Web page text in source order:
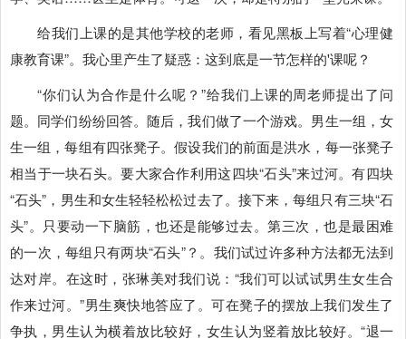
给我们上课的是其他学校的老师，看见黑板上写着“心理健
康教育课”。我心里产生了疑惑：这到底是一节怎样的'课呢？
“你们认为合作是什么呢？”给我们上课的周老师提出了问
题。同学们纷纷回答。随后，我们做了一个游戏。男生一组，女
生一组，每组有四张凳子。假设我们的前面是洪水，每一张凳子
相当于一块石头。要大家合作利用这四块“石头”来过河。有四块
“石头”，男生和女生轻轻松松过去了。接下来，每组只有三块“石
头”。只要动一下脑筋，也还是能够过去。第三次，也是最困难
的一次，每组只有两块“石头”？。我们试过许多种方法都无法到
达对岸。在这时，张琳美对我们说：“我们可以试试男生女生合
作来过河。”男生爽快地答应了。可在凳子的摆放上我们发生了
争执，男生认为横着放比较好，女生认为竖着放比较好。“退一